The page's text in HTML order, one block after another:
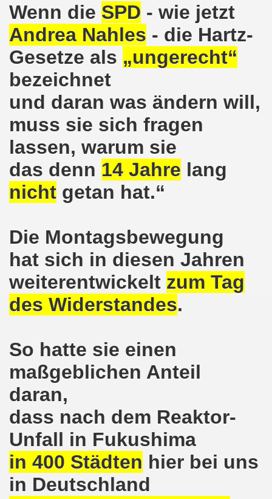
Wenn die SPD - wie jetzt
Andrea Nahles - die Hartz-
Gesetze als „ungerecht“
bezeichnet
und daran was ändern will,
muss sie sich fragen
lassen, warum sie
das denn 14 Jahre lang
nicht getan hat.“
Die Montagsbewegung
hat sich in diesen Jahren
weiterentwickelt zum Tag
des Widerstandes.
So hatte sie einen
maßgeblichen Anteil
daran,
dass nach dem Reaktor-
Unfall in Fukushima
in 400 Städten hier bei uns
in Deutschland
Bewegung am 02.11.2020 - auf der Straße gegen das
am 10.10.2020 in Düsseldorf
Montagsdemo-Bewegung am 02. November 2020
auf die Bevölkerung! Beschäftigte und Arbeitslose
ruft auf: Kommt mit am 10.10.2020 gemeinsam
Brennpunkte am 14.09.2020: Wahlauswertung - Lage
Bewegung am 14.09.2020 mit breiter Themenpalette
ich (Thomas Kistermann) zur Kommunalwahl für das
16 Jahre Gelsenkirchener Montagsdemo-
Bewegung - Jubiläum am 10.08.2020
im Kampf um Arbeitsplätze und auch im Kampf
und die einzigartige Show-Einlage von dir aus dem
Bewegung am 08.06.2020 im Zeichen der Solidarität
am 25.05.2020: Jetzt erst RECHT die
am 25.05.2020 - Corona-Gerecht und
- Berichte aus erster Hand am 11.05.2020
Krisenlasten auf Arbeiter, auf Erwerbslose, auf